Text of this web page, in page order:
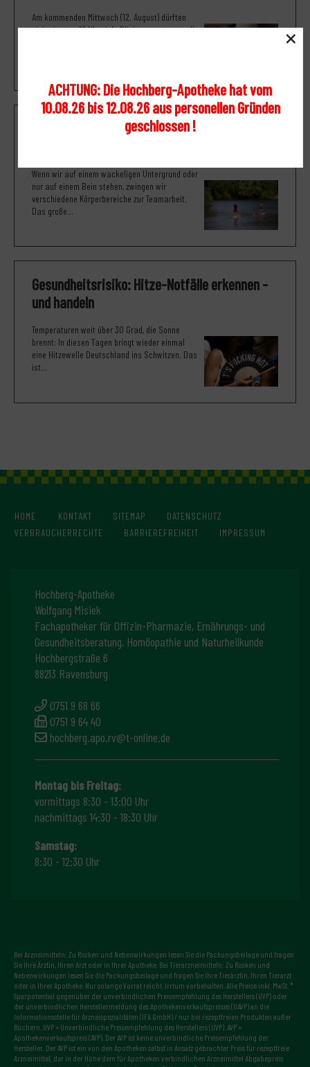
Am kommenden Mittwoch (12. August) dürften
sich ab etwa 19 Uhr viele Blicke erwartungsvoll
So trainiert man das Gleichgewicht (und
Wenn wir auf einem wackeligen Untergrund oder
nur auf einem Bein stehen, zwingen wir
verschiedene Körperbereiche zur Teamarbeit.
Das große...
Gesundheitsrisiko: Hitze-Notfälle erkennen -
und handeln
Temperaturen weit über 30 Grad, die Sonne
brennt: In diesen Tagen bringt wieder einmal
eine Hitzewelle Deutschland ins Schwitzen. Das
ist...
HOME KONTAKT SITEMAP
DATENSCHUTZ
VERBRAUCHERRECHTE
BARRIEREFREIHEIT IMPRESSUM
Hochberg-Apotheke
Wolfgang Misiek
Fachapotheker für Offizin-Pharmazie, Ernährungs- und
Gesundheitsberatung, Homöopathie und Naturheilkunde
Hochbergstraße 6
88213 Ravensburg
0751 9 68 66
0751 9 64 40
hochberg.apo.rv@t-online.de
Montag bis Freitag:
vormittags 8:30 - 13:00 Uhr
nachmittags 14:30 - 18:30 Uhr
Samstag:
8:30 - 12:30 Uhr
Bei Arzneimitteln: Zu Risiken und Nebenwirkungen lesen Sie die Packungsbeilage und fragen
Sie Ihre Ärztin, Ihren Arzt oder in Ihrer Apotheke. Bei Tierarzneimitteln: Zu Risiken und
Nebenwirkungen lesen Sie die Packungsbeilage und fragen Sie Ihre Tierärztin, Ihren Tierarzt
oder in Ihrer Apotheke. Nur solange Vorrat reicht. Irrtum vorbehalten. Alle Preise inkl. MwSt. *
Sparpotential gegenüber der unverbindlichen Preisempfehlung des Herstellers (UVP) oder
der unverbindlichen Herstellermeldung des Apothekenverkaufspreises (UAVP) an die
Informationsstelle für Arzneispezialitäten (IFA GmbH) / nur bei rezeptfreien Produkten außer
Büchern. UVP = Unverbindliche Preisempfehlung des Herstellers (UVP). AVP =
Apothekenverkaufspreis (AVP). Der AVP ist keine unverbindliche Preisempfehlung der
Hersteller. Der AVP ist ein von den Apotheken selbst in Ansatz gebrachter Preis für rezeptfreie
Arzneimittel, der in der Höhe dem für Apotheken verbindlichen Arzneimittel Abgabepreis
×
ACHTUNG: Die Hochberg-Apotheke hat vom
10.08.26 bis 12.08.26 aus personellen Gründen
geschlossen !